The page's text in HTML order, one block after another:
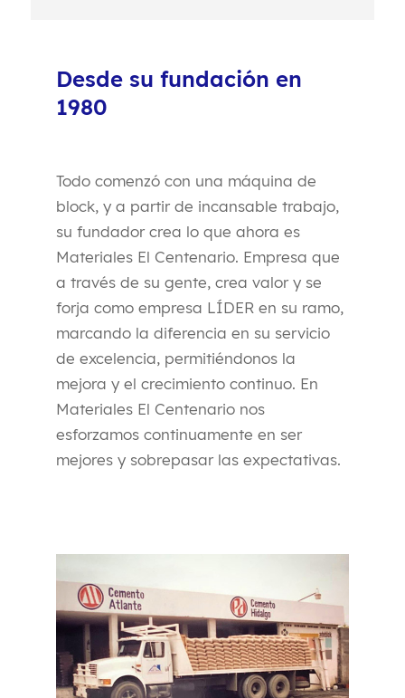
Desde su fundación en
1980
Todo comenzó con una máquina de
block, y a partir de incansable trabajo,
su fundador crea lo que ahora es
Materiales El Centenario. Empresa que
a través de su gente, crea valor y se
forja como empresa LÍDER en su ramo,
marcando la diferencia en su servicio
de excelencia, permitiéndonos la
mejora y el crecimiento continuo. En
Materiales El Centenario nos
esforzamos continuamente en ser
mejores y sobrepasar las expectativas.